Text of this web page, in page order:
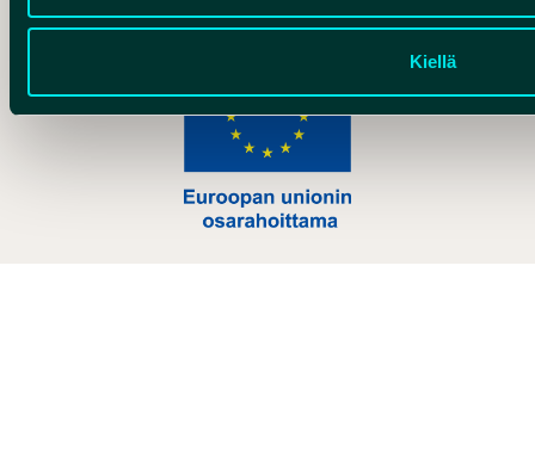
Kiellä